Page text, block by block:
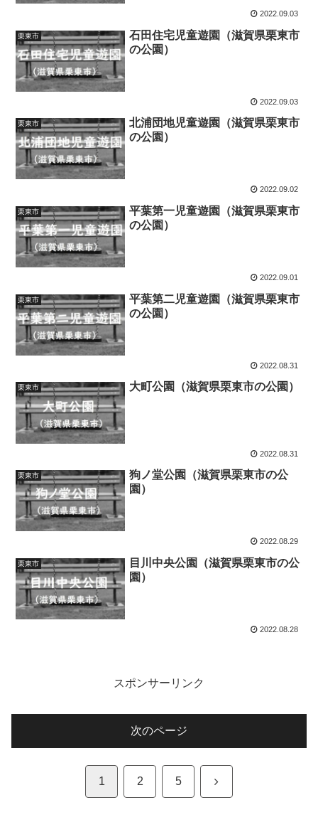
2022.09.03
栗東市
石田住宅児童遊園（滋賀県栗東市
の公園）
2022.09.03
栗東市
北浦団地児童遊園（滋賀県栗東市
の公園）
2022.09.02
栗東市
平葉第一児童遊園（滋賀県栗東市
の公園）
2022.09.01
栗東市
平葉第二児童遊園（滋賀県栗東市
の公園）
2022.08.31
栗東市 大町公園（滋賀県栗東市の公園）
2022.08.31
栗東市
狗ノ堂公園（滋賀県栗東市の公
園）
2022.08.29
栗東市
目川中央公園（滋賀県栗東市の公
園）
2022.08.28
スポンサーリンク
次のページ
1 2 5 次